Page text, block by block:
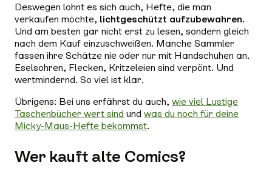
Deswegen lohnt es sich auch, Hefte, die man
verkaufen möchte, lichtgeschützt aufzubewahren.
Und am besten gar nicht erst zu lesen, sondern gleich
nach dem Kauf einzuschweißen. Manche Sammler
fassen ihre Schätze nie oder nur mit Handschuhen an.
Eselsohren, Flecken, Kritzeleien sind verpönt. Und
wertmindernd. So viel ist klar.
Übrigens: Bei uns erfährst du auch, wie viel Lustige
Taschenbücher wert sind und was du noch für deine
Micky-Maus-Hefte bekommst.
Wer kauft alte Comics?